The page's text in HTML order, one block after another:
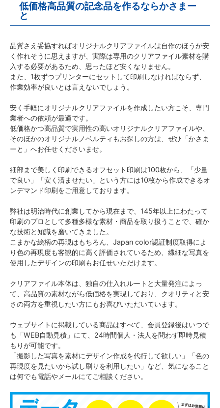
低価格高品質の記念品を作るならかさまー
と
品質さえ妥協すればオリジナルクリアファイルは自作のほうが安
く作れそうに思えますが、実際は専用のクリアファイル素材を購
入する必要があるため、思ったほど安くなりません。
また、1枚ずつプリンターにセットして印刷しなければならず、
作業効率が良いとは言えないでしょう。
安く手軽にオリジナルクリアファイルを作成したい方こそ、専門
業者への依頼が最適です。
低価格かつ高品質で実用性の高いオリジナルクリアファイルや、
そのほかのオリジナルノベルティもお探しの方は、ぜひ「かさま
ーと」へお任せくださいませ。
細部まで美しく印刷できるオフセット印刷は100枚から、「少量
で良い」「安く済ませたい」という方には10枚から作成できるオ
ンデマンド印刷をご用意しております。
弊社は明治時代に創業してから現在まで、145年以上にわたって
印刷のプロとして多種多様な素材・商品を取り扱うことで、確か
な技術と知識を磨いてきました。
こまかな絵柄の再現はもちろん、Japan color認証制度取得によ
り色の再現度も客観的に高く評価されているため、繊細な写真を
使用したデザインの印刷もお任せいただけます。
クリアファイル本体は、独自の仕入れルートと大量発注によっ
て、高品質の素材ながら低価格を実現しており、クオリティと安
さの両方を重視したい方にもお喜びいただいています。
ウェブサイトに掲載している商品はすべて、会員登録後はいつで
も「WEB自動見積」にて、24時間個人・法人を問わず即時見積
もりが可能です。
「撮影した写真を素材にデザイン作成を代行して欲しい」「色の
再現度を見たいから試し刷りを利用したい」など、気になること
は何でも電話やメールにてご相談ください。